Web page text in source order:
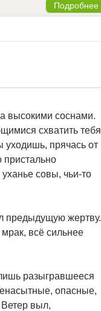
Подробнее
высокими соснами.
схватить тебя
уходишь, прячась от
пристально
совы, чьи-то
предыдущую жертву.
всё сильнее
разыгравшееся
опасные,
выл,